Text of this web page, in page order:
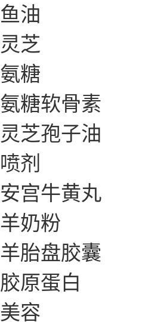
鱼油
灵芝
氨糖
氨糖软骨素
灵芝孢子油
喷剂
安宫牛黄丸
羊奶粉
羊胎盘胶囊
胶原蛋白
美容